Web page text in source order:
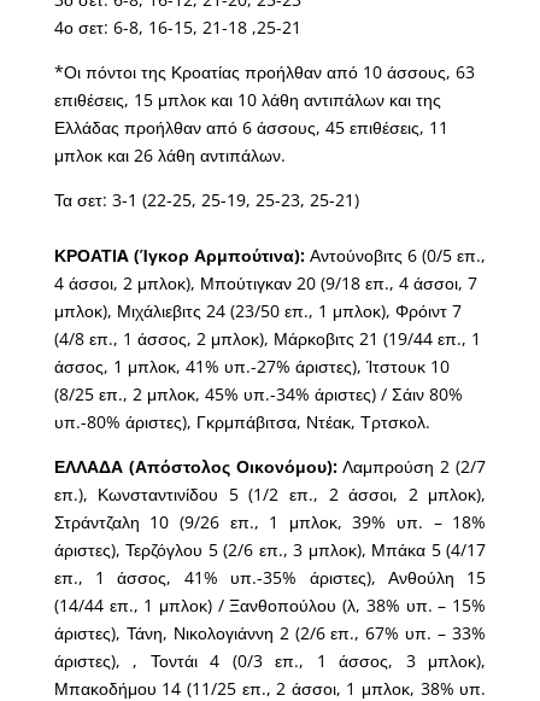
4ο σετ: 6-8, 16-15, 21-18 ,25-21
*Οι πόντοι της Κροατίας προήλθαν από 10 άσσους, 63
επιθέσεις, 15 μπλοκ και 10 λάθη αντιπάλων και της
Ελλάδας προήλθαν από 6 άσσους, 45 επιθέσεις, 11
μπλοκ και 26 λάθη αντιπάλων.
Τα σετ: 3-1 (22-25, 25-19, 25-23, 25-21)
ΚΡΟΑΤΙA (Ίγκορ Αρμπούτινα):Αντούνοβιτς 6 (0/5 επ.,
4 άσσοι, 2 μπλοκ), Μπούτιγκαν 20 (9/18 επ., 4 άσσοι, 7
μπλοκ), Μιχάλιεβιτς 24 (23/50 επ., 1 μπλοκ), Φρόιντ 7
(4/8 επ., 1 άσσος, 2 μπλοκ), Μάρκοβιτς 21 (19/44 επ., 1
άσσος, 1 μπλοκ, 41% υπ.-27% άριστες), Ίτστουκ 10
(8/25 επ., 2 μπλοκ, 45% υπ.-34% άριστες) / Σάιν 80%
υπ.-80% άριστες), Γκρμπάβιτσα, Ντέακ, Τρτσκολ.
ΕΛΛΑΔΑ (Απόστολος Οικονόμου):Λαμπρούση 2 (2/7
επ.), Κωνσταντινίδου 5 (1/2 επ., 2 άσσοι, 2 μπλοκ),
Στράντζαλη 10 (9/26 επ., 1 μπλοκ, 39% υπ. – 18%
άριστες), Τερζόγλου 5 (2/6 επ., 3 μπλοκ), Μπάκα 5 (4/17
επ., 1 άσσος, 41% υπ.-35% άριστες), Ανθούλη 15
(14/44 επ., 1 μπλοκ) / Ξανθοπούλου (λ, 38% υπ. – 15%
άριστες), Τάνη, Νικολογιάννη 2 (2/6 επ., 67% υπ. – 33%
άριστες), , Τοντάι 4 (0/3 επ., 1 άσσος, 3 μπλοκ),
Μπακοδήμου 14 (11/25 επ., 2 άσσοι, 1 μπλοκ, 38% υπ.